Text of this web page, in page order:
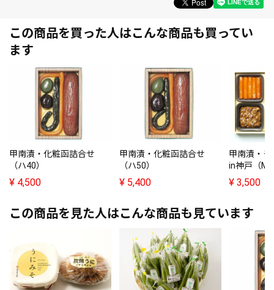
この商品を買った人はこんな商品も買ってい
ます
甲南漬・化粧函詰合せ
（ハ40）
¥ 4,500
甲南漬・化粧函詰合せ
（ハ50）
¥ 5,400
甲南漬・
in神戸（
¥ 3,500
この商品を見た人はこんな商品も見ています